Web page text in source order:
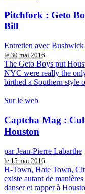
Pitchfork : Geto
Bill
Entretien avec
le 30 mai 2016
The Geto Boys put
NYC were really the
birthed a Southern style
Sur le web
Captcha Mag :
Houston
par Jean-Pierre Labarthe
le 15 mai 2016
H-Town, Hate Town,
existe autant de
danser et rapper à